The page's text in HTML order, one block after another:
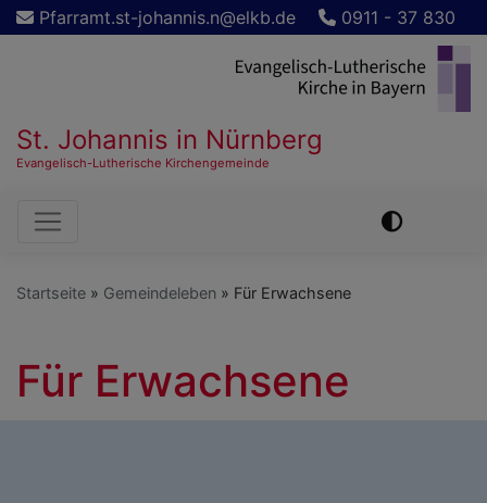
Direkt
zum
Pfarramt.st-johannis.n@elkb.de 0911 - 37 830
St. Johannis in Nürnberg
Evangelisch-Lutherische Kirchengemeinde
Hauptnavigation
Startseite Gemeindeleben Für Erwachsene
Für Erwachsene